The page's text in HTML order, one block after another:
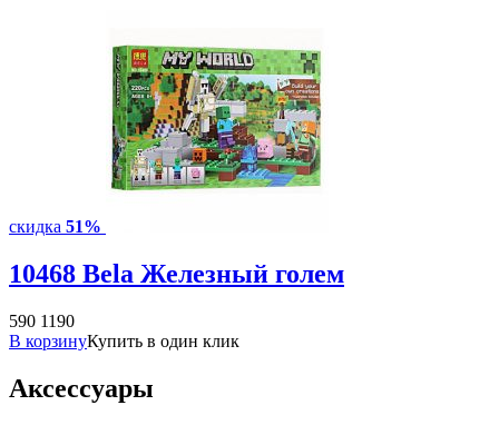
скидка 51%
10468 Bela Железный голем
590 1190
В корзинуКупить в один клик
Аксессуары